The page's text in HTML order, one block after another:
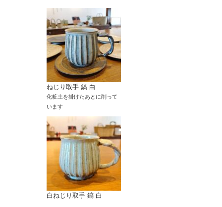
ねじり取手 鎬 白
化粧土を掛けたあとに削って
います
白ねじり取手 鎬 白